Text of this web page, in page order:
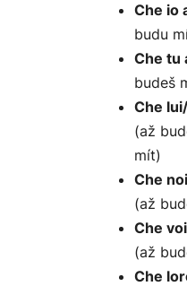
Che io
budu
Che tu
budeš
Che
(až
mít)
Che
(až
Che
(až
Che